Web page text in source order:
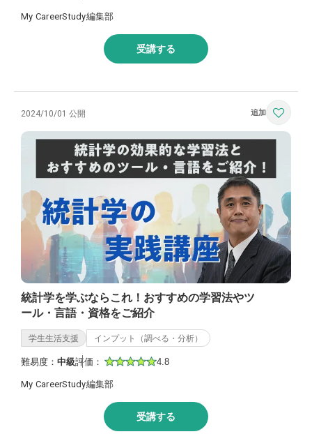
My CareerStudy編集部
受講する
2024/10/01 公開
統計学を学ぶならこれ！おすすめの学習法やツ
ール・言語・資格をご紹介
学生生活支援 インプット（調べる・分析）
難易度： 中級評価： 4.8
My CareerStudy編集部
受講する